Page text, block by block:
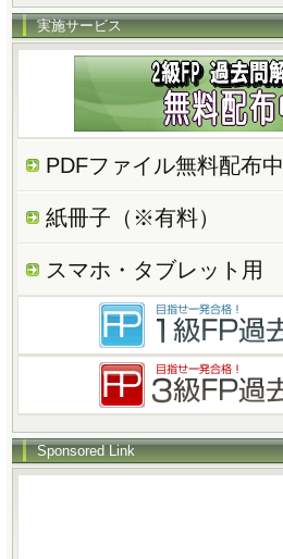
実施サービス
PDFファイル無料配布中
紙冊子（※有料）
スマホ・タブレット用
Sponsored Link